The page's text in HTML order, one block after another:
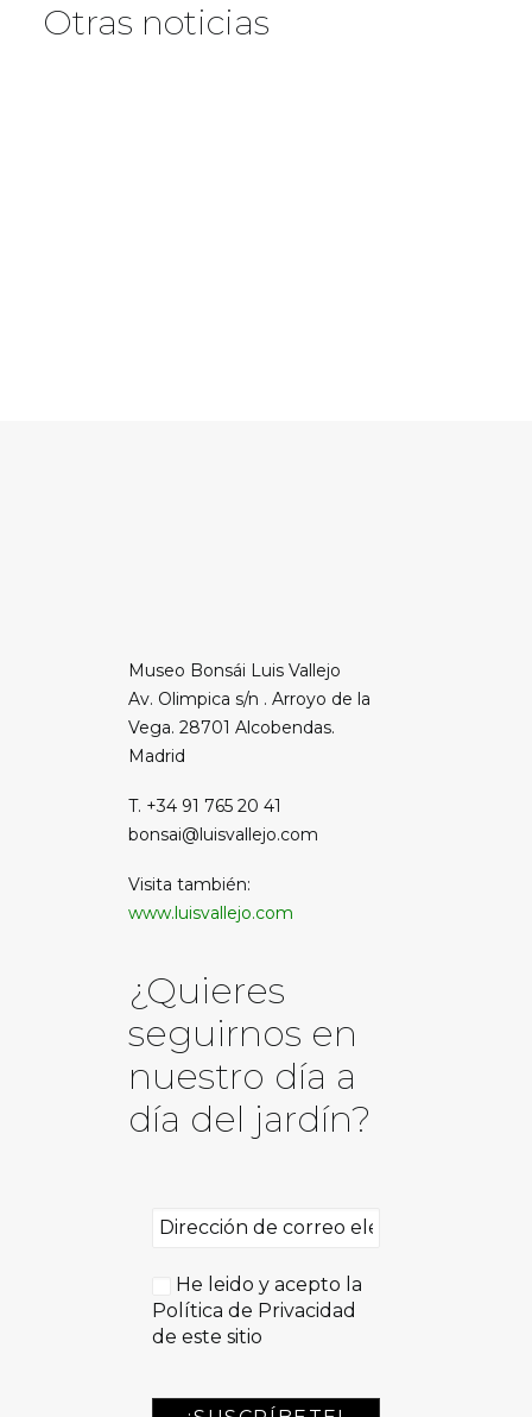
Otras noticias
Museo Bonsái Luis Vallejo
Av. Olimpica s/n . Arroyo de la
Vega. 28701 Alcobendas.
Madrid
T. +34 91 765 20 41
bonsai@luisvallejo.com
Visita también:
www.luisvallejo.com
¿Quieres
seguirnos en
nuestro día a
día del jardín?
He leido y acepto la
Política de Privacidad
de este sitio